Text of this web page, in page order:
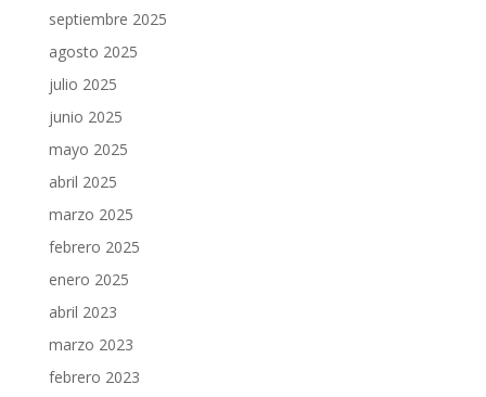
septiembre 2025
agosto 2025
julio 2025
junio 2025
mayo 2025
abril 2025
marzo 2025
febrero 2025
enero 2025
abril 2023
marzo 2023
febrero 2023